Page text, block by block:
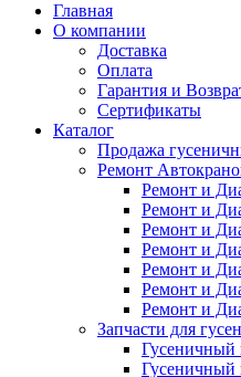
Главная
О компании
Доставка
Оплата
Гарантия и
Сертификаты
Каталог
Продажа
Ремонт
Ремонт и
Ремонт и
Ремонт и
Ремонт и
Ремонт и
Ремонт и
Ремонт и
Запчасти для
Гусеничный